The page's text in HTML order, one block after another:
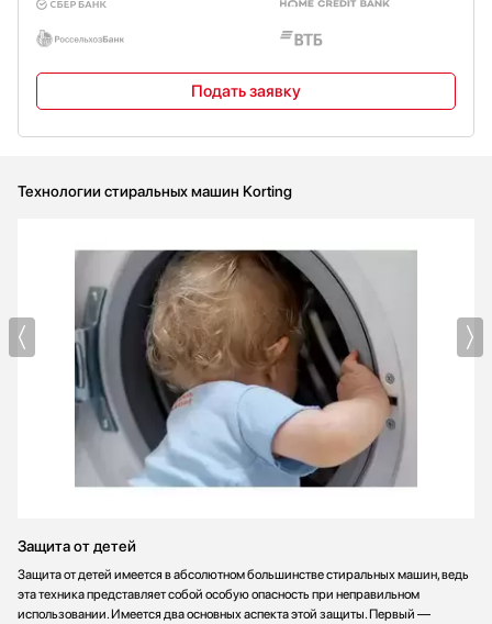
Подать заявку
Технологии стиральных машин Korting
Защита от детей
Защита от детей имеется в абсолютном большинстве стиральных машин, ведь
эта техника представляет собой особую опасность при неправильном
использовании. Имеется два основных аспекта этой защиты. Первый —